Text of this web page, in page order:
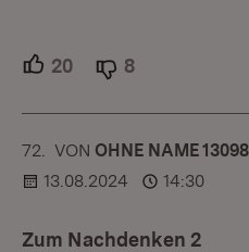
20 Unterstützer.
8
72. KOMMENTAR
VON :OHNE NAME
13.08.2024
14:30
Zum Nachdenken 2